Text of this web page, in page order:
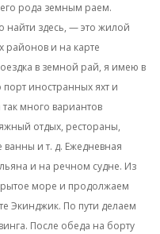
рода земным раем.
найти здесь, — это жилой
районов и на карте
в земной рай, я имею в
иностранных яхт и
много вариантов
отдых, рестораны,
ванны и т. д. Ежедневная
и на речном судне. Из
море и продолжаем
Экинджик. По пути делаем
После обеда на борту